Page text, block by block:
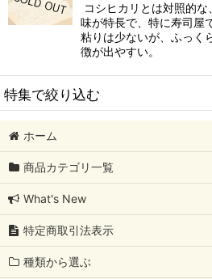
コシヒカリとは対照的
味が特長で、特に寿司屋
粘りは少ないが、ふっく
徴が出やすい。
特集で絞り込む
彩のかがやき
コシヒカリ
あきたこまち
ホーム
商品カテゴリ一覧
What's New
特定商取引法表示
種類から選ぶ